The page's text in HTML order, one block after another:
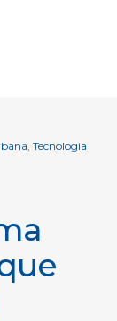
, Tecnologia